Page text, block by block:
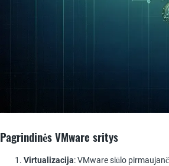
Pagrindinės VMware sritys
Virtualizacija: VMware siūlo